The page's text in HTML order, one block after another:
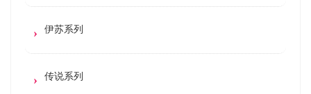
伊苏系列
传说系列